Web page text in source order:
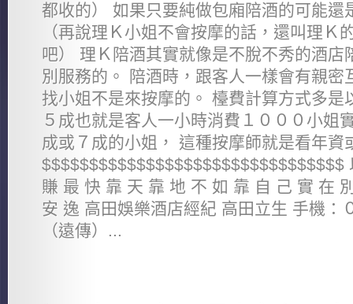
都收的） 如果只要純做包廂陪酒的可能還
（再說理Ｋ小姐不會按摩的話，還叫理Ｋ
吧） 理Ｋ陪酒其實就像是不脫不秀的酒店
別服務的。 陪酒時，跟客人一樣會有親密
找小姐不是來按摩的。 檯費計算方式多是
５成也就是客人一小時消費１０００小姐
成或７成的小姐， 這種按摩師就是看年資
$$$$$$$$$$$$$$$$$$$$$$$$$$$$$$$$
賺 最 快 靠 天 靠 地 不 如 靠 自 己 實 在
安 逸 高田娛樂酒店經紀 高田立生 手機：
（遠傳）...